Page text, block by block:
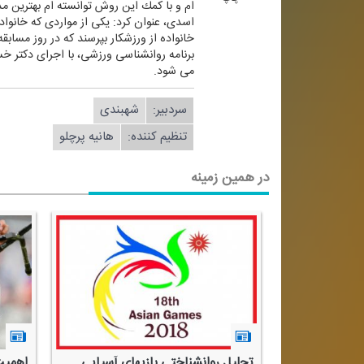
ام و با كمك این روش توانسته ام بهترین مدال ها را كسب كنم. من در
اسدی، عنوان كرد: یكی از مواردی كه
خانواده از ورزشكار بپرسند كه در روز
می شود.
سردبیر:
شهبندی
تنظیم كننده:
هانیه پرچلو
در همین زمینه